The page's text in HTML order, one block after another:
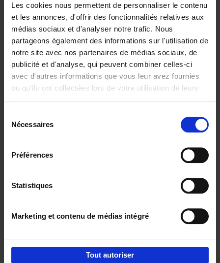
Les cookies nous permettent de personnaliser le contenu
et les annonces, d'offrir des fonctionnalités relatives aux
médias sociaux et d'analyser notre trafic. Nous
partageons également des informations sur l'utilisation de
notre site avec nos partenaires de médias sociaux, de
publicité et d'analyse, qui peuvent combiner celles-ci
avec d'autres informations que vous leur avez fournies
ou qu'ils ont collectées lors de votre utilisation de leurs
Nécessaires
Préférences
Statistiques
Marketing et contenu de médias intégré
Tout autoriser
Building Bonds = Building
Business
Jochen Roef Jozefien De Feyter
Carolien Boom
Couverture souple
2025 200
€29,99
Digital marketing like a PRO -
completely revised edition (EN)